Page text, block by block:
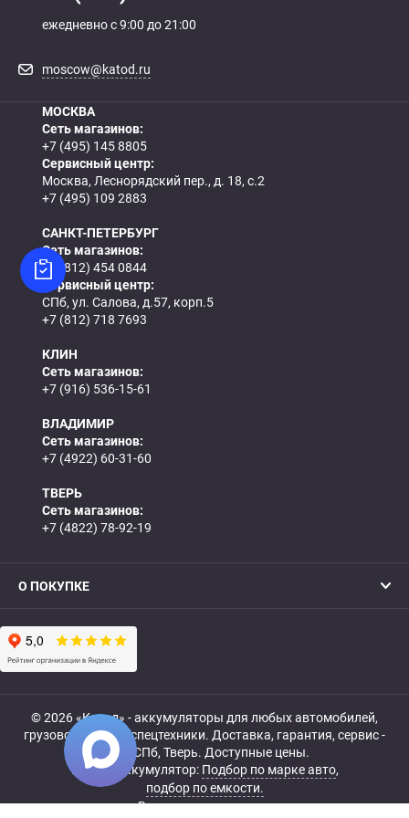
ежедневно с 9:00 до 21:00
moscow@katod.ru
МОСКВА
Сеть магазинов:
+7 (495) 145 8805
Сервисный центр:
Москва, Леснорядский пер., д. 18, с.2
+7 (495) 109 2883
САНКТ-ПЕТЕРБУРГ
Сеть магазинов:
+7 (812) 454 0844
Сервисный центр:
СПб, ул. Салова, д.57, корп.5
+7 (812) 718 7693
КЛИН
Сеть магазинов:
+7 (916) 536-15-61
ВЛАДИМИР
Сеть магазинов:
+7 (4922) 60-31-60
ТВЕРЬ
Сеть магазинов:
+7 (4822) 78-92-19
О ПОКУПКЕ
© 2026 «Катод» - аккумуляторы для любых автомобилей,
грузовой, мото- и спецтехники. Доставка, гарантия, сервис -
МСК, СПб, Тверь. Доступные цены.
Купить аккумулятор: Подбор по марке авто,
подбор по емкости.
Все права защищены.